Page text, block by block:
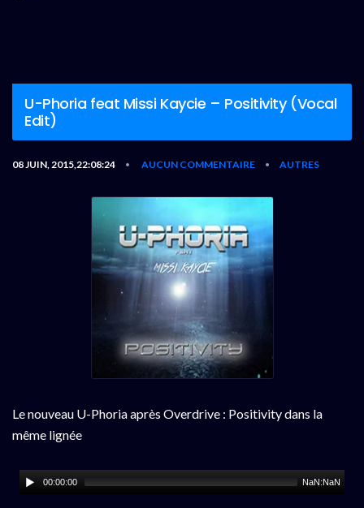
U-Phoria feat Missi Kaycie – Positivity (Vocal
Edit)
08 JUIN, 2015,22:08:24 • AUCUN COMMENTAIRE • AUTRES
Le nouveau U-Phoria après Overdrive : Positivity dans la
même lignée
00:00:00 NaN:NaN